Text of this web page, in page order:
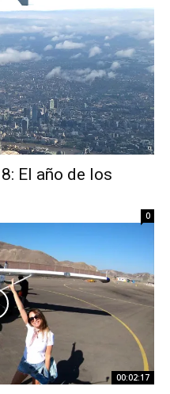
El año de los
0
00:02:17